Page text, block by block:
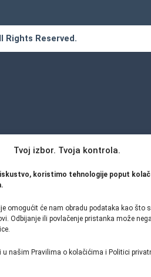
Tvoj izbor. Tvoja kontrola.
koristimo tehnologije poput
omogućit će nam obradu podataka kao što
Odbijanje ili povlačenje pristanka može
našim Pravilima o kolačićima i Politici
Rights Reserved.